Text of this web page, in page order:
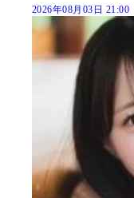
2026年08月03日 21:00